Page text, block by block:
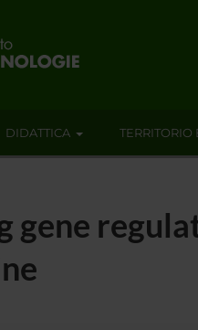
DIDATTICA TERRITORIO
gene